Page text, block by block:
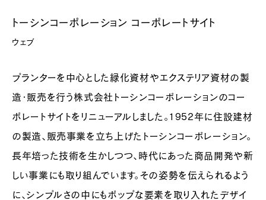
トーシンコーポレーション コーポレートサイト
ウェブ
プランターを中心とした緑化資材やエクステリア資材の製
造・販売を行う株式会社トーシンコーポレーションのコー
ポレートサイトをリニューアルしました。1952年に住設建材
の製造、販売事業を立ち上げたトーシンコーポレーション。
長年培った技術を生かしつつ、時代にあった商品開発や新
しい事業にも取り組んでいます。その姿勢を伝えられるよう
に、シンプルさの中にもポップな要素を取り入れたデザイ